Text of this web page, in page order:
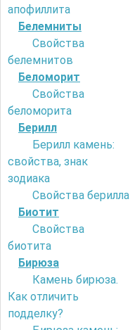
апофиллита
Белемниты
Свойства
белемнитов
Беломорит
Свойства
беломорита
Берилл
Берилл камень:
свойства, знак
зодиака
Свойства берилла
Биотит
Свойства
биотита
Бирюза
Камень бирюза.
Как отличить
подделку?